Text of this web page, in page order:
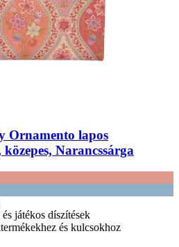
Ornamento lapos
Narancssárga
játékos díszítések
és kulcsokhoz